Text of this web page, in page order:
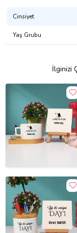
Cinsiyet
Yaş Grubu
İlginizi